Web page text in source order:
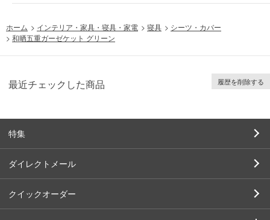
ホーム > インテリア・家具・寝具・家電 > 寝具 > シーツ・カバー
> 和晒五重ガーゼケット グリーン
最近チェックした商品 履歴を削除する
特集
ダイレクトメール
クイックオーダー